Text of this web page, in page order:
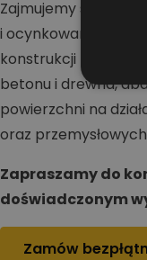
Zajmujemy się
i ocynkowanych, a
konstrukcji nośnych.
betonu i drewna,
powierzchni na
oraz
Zapraszamy do
doświadczonym
Zamów